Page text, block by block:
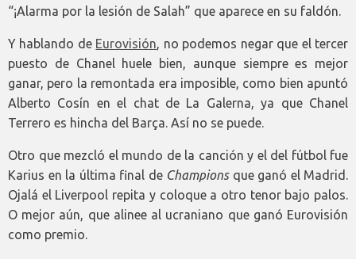
“¡Alarma por la lesión de Salah” que aparece en su faldón.
Y hablando de Eurovisión, no podemos negar que el tercer
puesto de Chanel huele bien, aunque siempre es mejor
ganar, pero la remontada era imposible, como bien apuntó
Alberto Cosín en el chat de La Galerna, ya que Chanel
Terrero es hincha del Barça. Así no se puede.
Otro que mezcló el mundo de la canción y el del fútbol fue
Karius en la última final de Championsque ganó el Madrid.
Ojalá el Liverpool repita y coloque a otro tenor bajo palos.
O mejor aún, que alinee al ucraniano que ganó Eurovisión
como premio.